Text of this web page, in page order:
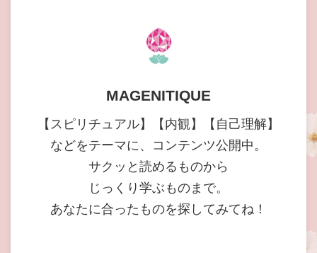
MAGENITIQUE
【スピリチュアル】【内観】【自己理解】
などをテーマに、コンテンツ公開中。
サクッと読めるものから
じっくり学ぶものまで。
あなたに合ったものを探してみてね！